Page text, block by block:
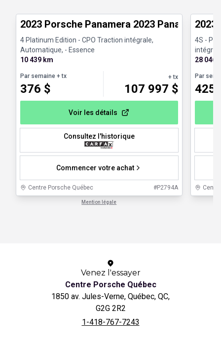
2023 Porsche Panamera 2023 Panamera 4
4 Platinum Edition - CPO Traction intégrale,
Automatique, - Essence
10 439 km
Par semaine + tx
376 $
+ tx
107 997 $
Voir les détails
Consultez l'historique
Commencer votre achat
Centre Porsche Québec #P2794A
Mention légale
2023
4S -
Engine -
28 046
Par
425
Venez l'essayer
Centre Porsche Québec
1850 av. Jules-Verne, Québec, QC,
G2G 2R2
1-418-767-7243